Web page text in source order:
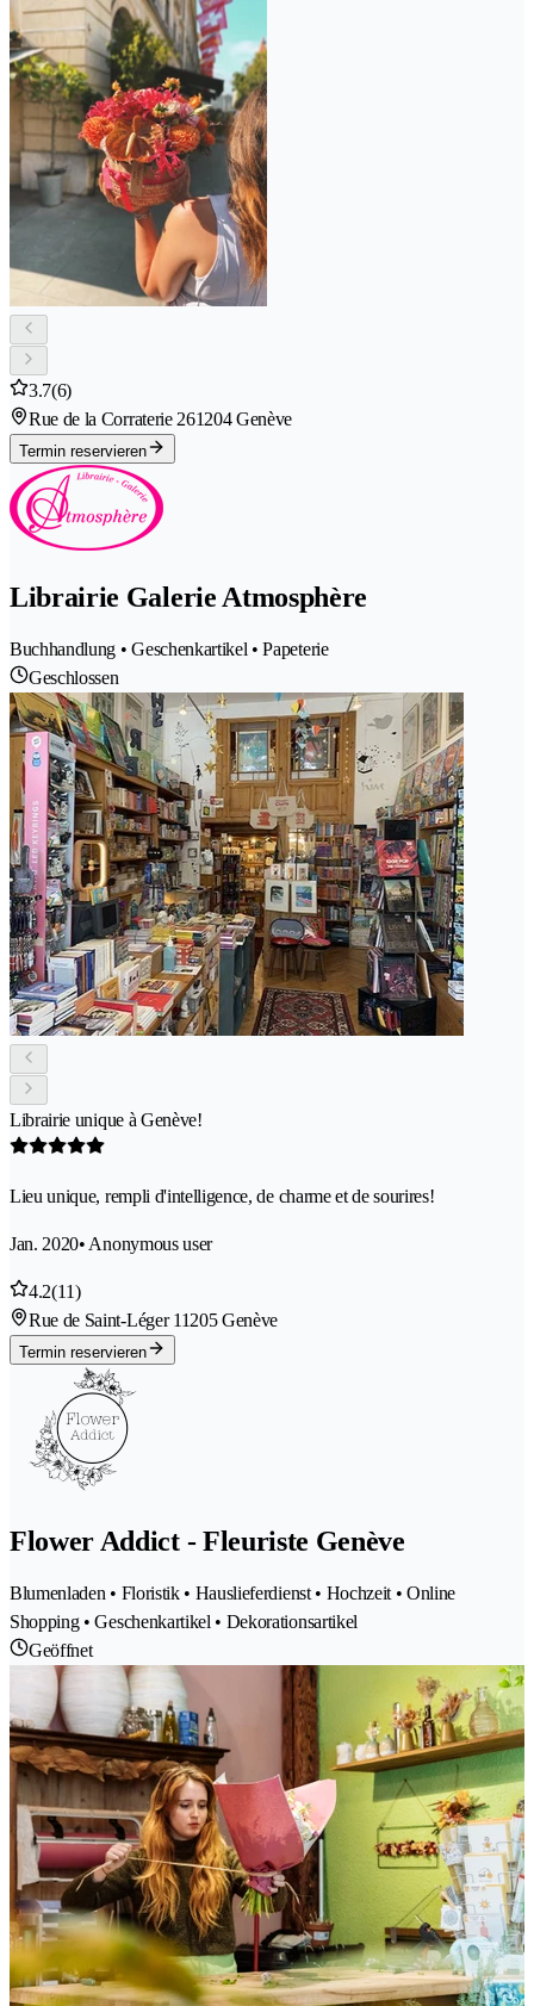
3.7(6)
Rue de la Corraterie 261204 Genève
Termin reservieren
Librairie Galerie Atmosphère
Buchhandlung • Geschenkartikel • Papeterie
Geschlossen
Librairie unique à Genève!
Lieu unique, rempli d'intelligence, de charme et de sourires!
Jan. 2020• Anonymous user
4.2(11)
Rue de Saint-Léger 11205 Genève
Termin reservieren
Flower Addict - Fleuriste Genève
Blumenladen • Floristik • Hauslieferdienst • Hochzeit • Online
Shopping • Geschenkartikel • Dekorationsartikel
Geöffnet